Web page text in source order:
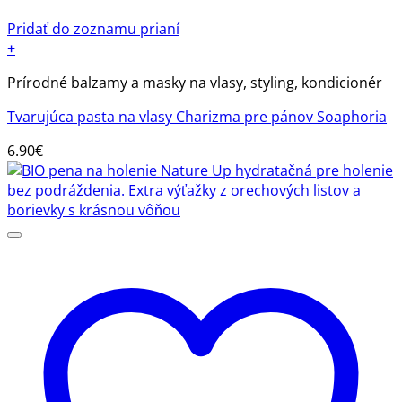
Pridať do zoznamu prianí
+
Prírodné balzamy a masky na vlasy, styling, kondicionér
Tvarujúca pasta na vlasy Charizma pre pánov Soaphoria
6.90€